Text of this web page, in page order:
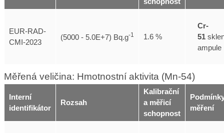
schopnost
EUR-RAD-
CMI-2023
(5000 - 5.0E+7) Bq.g-1 1.6 %
Cr-
51
ampule
Měřená veličina: Hmotnostní aktivita (Mn-54)
Interní
identifikátor
Rozsah
Kalibrační
a měřicí
schopnost
měření